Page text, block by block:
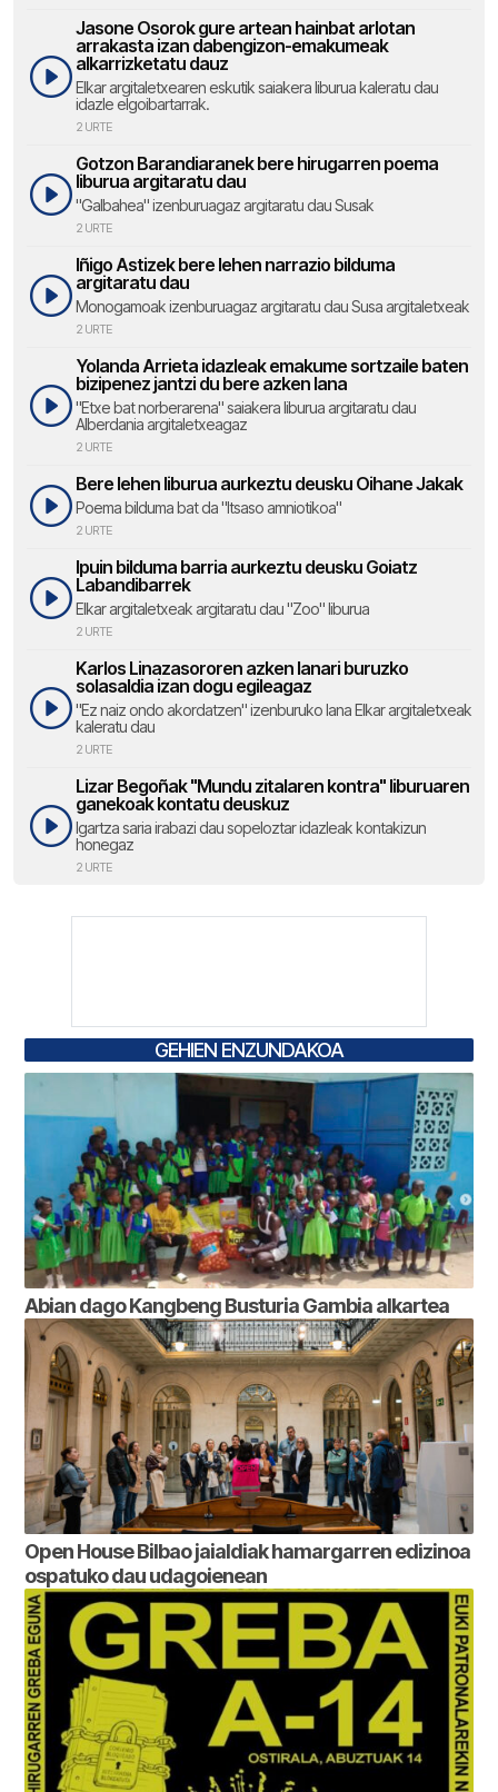
Jasone Osorok gure artean hainbat arlotan
arrakasta izan dabengizon-emakumeak
alkarrizketatu dauz
Elkar argitaletxearen eskutik saiakera liburua kaleratu dau
idazle elgoibartarrak.
2 URTE
Gotzon Barandiaranek bere hirugarren poema
liburua argitaratu dau
"Galbahea" izenburuagaz argitaratu dau Susak
2 URTE
Iñigo Astizek bere lehen narrazio bilduma
argitaratu dau
Monogamoak izenburuagaz argitaratu dau Susa argitaletxeak
2 URTE
Yolanda Arrieta idazleak emakume sortzaile baten
bizipenez jantzi du bere azken lana
"Etxe bat norberarena" saiakera liburua argitaratu dau
Alberdania argitaletxeagaz
2 URTE
Bere lehen liburua aurkeztu deusku Oihane Jakak
Poema bilduma bat da "Itsaso amniotikoa"
2 URTE
Ipuin bilduma barria aurkeztu deusku Goiatz
Labandibarrek
Elkar argitaletxeak argitaratu dau "Zoo" liburua
2 URTE
Karlos Linazasororen azken lanari buruzko
solasaldia izan dogu egileagaz
"Ez naiz ondo akordatzen" izenburuko lana Elkar argitaletxeak
kaleratu dau
2 URTE
Lizar Begoñak "Mundu zitalaren kontra" liburuaren
ganekoak kontatu deuskuz
Igartza saria irabazi dau sopeloztar idazleak kontakizun
honegaz
2 URTE
GEHIEN ENZUNDAKOA
Abian dago Kangbeng Busturia Gambia alkartea
Open House Bilbao jaialdiak hamargarren edizinoa
ospatuko dau udagoienean